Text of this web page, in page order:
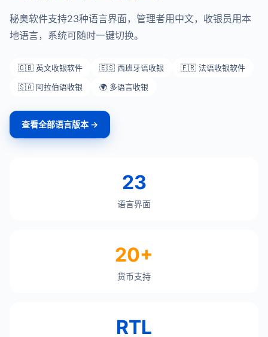
秘奥软件支持23种语言界面，管理者用中文，收银员用本
地语言，系统可随时一键切换。
🇬🇧 英文收银软件 🇪🇸 西班牙语收银
🇫🇷 法语收银软件
🇸🇦 阿拉伯语收银
🌍 多语言收银
查看全部语言版本 →
23
语言界面
20+
货币支持
RTL